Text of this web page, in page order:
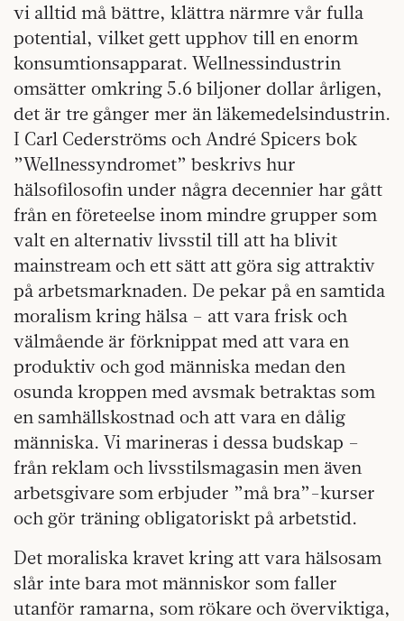
vi alltid må bättre, klättra närmre vår fulla
potential, vilket gett upphov till en enorm
konsumtionsapparat. Wellnessindustrin
omsätter omkring 5.6 biljoner dollar årligen,
det är tre gånger mer än läkemedelsindustrin.
I Carl Cederströms och André Spicers bok
”Wellnessyndromet” beskrivs hur
hälsofilosofin under några decennier har gått
från en företeelse inom mindre grupper som
valt en alternativ livsstil till att ha blivit
mainstream och ett sätt att göra sig attraktiv
på arbetsmarknaden. De pekar på en samtida
moralism kring hälsa – att vara frisk och
välmående är förknippat med att vara en
produktiv och god människa medan den
osunda kroppen med avsmak betraktas som
en samhällskostnad och att vara en dålig
människa. Vi marineras i dessa budskap –
från reklam och livsstilsmagasin men även
arbetsgivare som erbjuder ”må bra”-kurser
och gör träning obligatoriskt på arbetstid.
Det moraliska kravet kring att vara hälsosam
slår inte bara mot människor som faller
utanför ramarna, som rökare och överviktiga,